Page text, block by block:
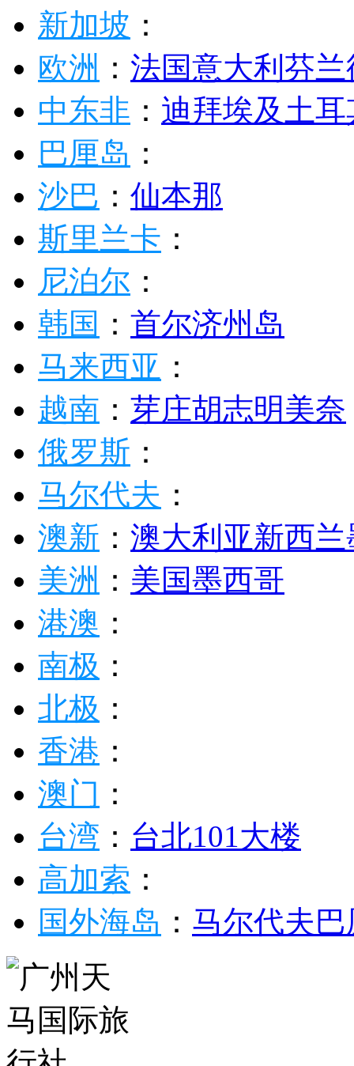
新加坡 ：
欧洲 ： 法国意大利 芬兰
中东非 ： 迪拜埃及 土耳
巴厘岛 ：
沙巴 ： 仙本那
斯里兰卡 ：
尼泊尔 ：
韩国 ： 首尔济州岛
马来西亚 ：
越南 ： 芽庄胡志明美奈
俄罗斯 ：
马尔代夫 ：
澳新 ： 澳大利亚新西兰
美洲 ： 美国墨西哥
港澳 ：
南极 ：
北极 ：
香港 ：
澳门 ：
台湾 ： 台北101大楼
高加索 ：
国外海岛 ： 马尔代夫